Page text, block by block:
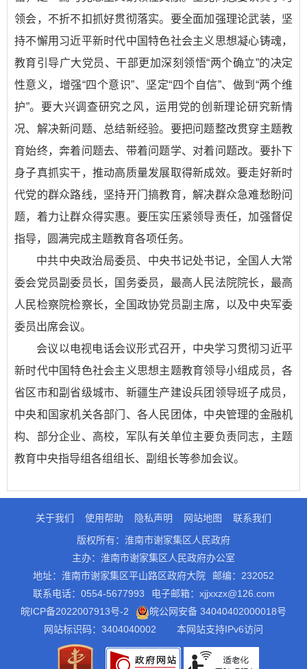
领会，不折不扣抓好贯彻落实。要全面加强理论武装，坚
持不懈用习近平新时代中国特色社会主义思想凝心铸魂，
教育引导广大党员、干部更加深刻领悟“两个确立”的决定
性意义，增强“四个意识”、坚定“四个自信”、做到“两个维
护”。要大兴调查研究之风，运用党的创新理论研究新情
况、解决新问题、总结新经验。要把问题整改贯穿主题教
育始终，奔着问题去、带着问题学、对着问题改。要扑下
身子真抓实干，推动高质量发展取得新成效。要走好新时
代党的群众路线，坚持开门搞教育，解决群众急难愁盼问
题，着力让群众得实惠。要压实压紧领导责任，加强督促
指导，圆满完成主题教育各项任务。
中共中央政治局委员、中央书记处书记，全国人大常
委会党员副委员长，国务委员，最高人民法院院长，最高
人民检察院检察长，全国政协党员副主席，以及中央军委
委员出席会议。
会议以电视电话会议形式召开，中央学习贯彻习近平
新时代中国特色社会主义思想主题教育领导小组成员，各
省区市和副省级城市、新疆生产建设兵团领导班子成员，
中央和国家机关各部门、各人民团体，中央管理的金融机
构、部分企业、高校，军队有关单位主要负责同志，主题
教育中央指导组各组组长、副组长等参加会议。
关于我们 使用帮助 隐私声明 网站地图
联系我们
版权所有：淮南市谢家集区人民政府
主办：淮南市谢家集区人民政府办公室
地址：淮南市谢家集区平山路区政府大院
邮编：232052
联系电话：0554-5677993
电子邮箱：xjjxxzx@126.com
皖ICP备2022007913号-2
皖公网安备 34040402000018号
网站标识码：3404040002
本网站支持IPv6访问